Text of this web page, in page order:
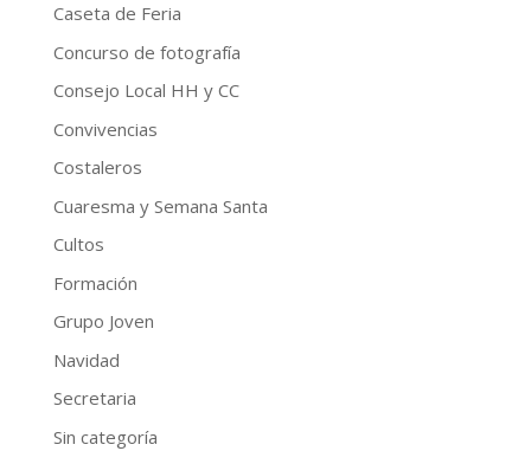
Caseta de Feria
Concurso de fotografía
Consejo Local HH y CC
Convivencias
Costaleros
Cuaresma y Semana Santa
Cultos
Formación
Grupo Joven
Navidad
Secretaria
Sin categoría